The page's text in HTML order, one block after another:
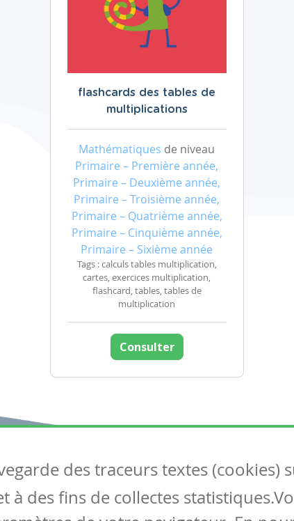
flashcards des tables de
multiplications
Mathématiques de niveau
Primaire – Première année,
Primaire – Deuxième année,
Primaire – Troisième année,
Primaire – Quatrième année,
Primaire – Cinquième année,
Primaire – Sixième année
Tags : calculs tables multiplication,
cartes, exercices multiplication,
flashcard, tables, tables de
multiplication
Consulter
Articles
Tous les articles
Articles DYS
des traceurs textes (cookies)
des fins de collectes